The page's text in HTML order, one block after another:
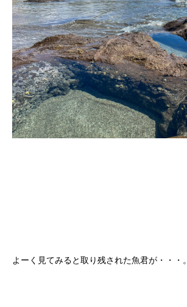
よーく見てみると取り残された魚君が・・・。